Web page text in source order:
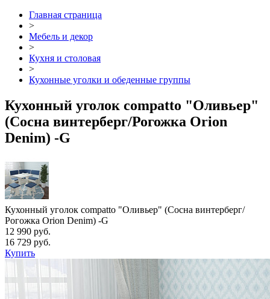
Главная страница
>
Мебель и декор
>
Кухня и столовая
>
Кухонные уголки и обеденные группы
Кухонный уголок compatto "Оливьер"
(Сосна винтерберг/Рогожка Orion
Denim) -G
Кухонный уголок compatto "Оливьер" (Сосна винтерберг/
Рогожка Orion Denim) -G
12 990 руб.
16 729 руб.
Купить